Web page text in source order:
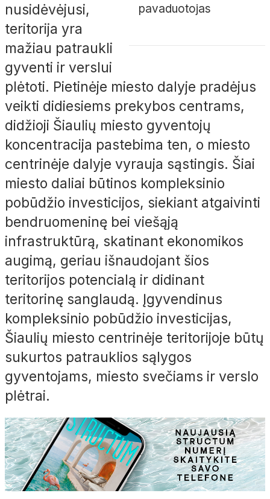
pavaduotojas
nusidėvėjusi,
teritorija yra
mažiau patraukli
gyventi ir verslui
plėtoti. Pietinėje miesto dalyje pradėjus
veikti didiesiems prekybos centrams,
didžioji Šiaulių miesto gyventojų
koncentracija pastebima ten, o miesto
centrinėje dalyje vyrauja sąstingis. Šiai
miesto daliai būtinos kompleksinio
pobūdžio investicijos, siekiant atgaivinti
bendruomeninę bei viešąją
infrastruktūrą, skatinant ekonomikos
augimą, geriau išnaudojant šios
teritorijos potencialą ir didinant
teritorinę sanglaudą. Įgyvendinus
kompleksinio pobūdžio investicijas,
Šiaulių miesto centrinėje teritorijoje būtų
sukurtos patrauklios sąlygos
gyventojams, miesto svečiams ir verslo
plėtrai.